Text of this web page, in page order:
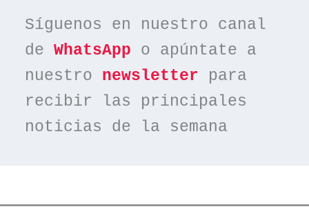
Síguenos en nuestro canal
de WhatsApp o apúntate a
nuestro newsletter para
recibir las principales
noticias de la semana